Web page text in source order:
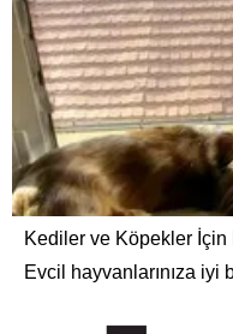
Kediler ve Köpekler İçin
Evcil hayvanlarınıza iyi